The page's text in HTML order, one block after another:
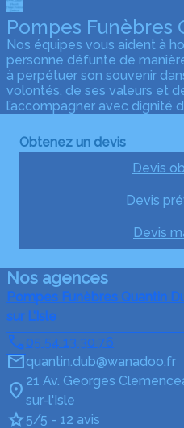
Pompes Funèbres
Nos équipes vous aident à
personne défunte de
à perpétuer son souvenir
volontés, de ses valeurs et
l’accompagner avec dignité
Obtenez un devis
Devis
Devis
Devis
Nos agences
Pompes Funèbres Quantin
sur L’Isle
05 54 13 30 76
quantin.dub@wanadoo.fr
21 Av. Georges
sur-l'Isle
5/5 - 12 avis